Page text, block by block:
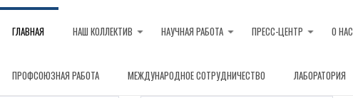
ГЛАВНАЯ НАШ КОЛЛЕКТИВ НАУЧНАЯ РАБОТА ПРЕСС-ЦЕНТР О НАС
ПРОФСОЮЗНАЯ РАБОТА МЕЖДУНАРОДНОЕ СОТРУДНИЧЕСТВО ЛАБОРАТОРИЯ